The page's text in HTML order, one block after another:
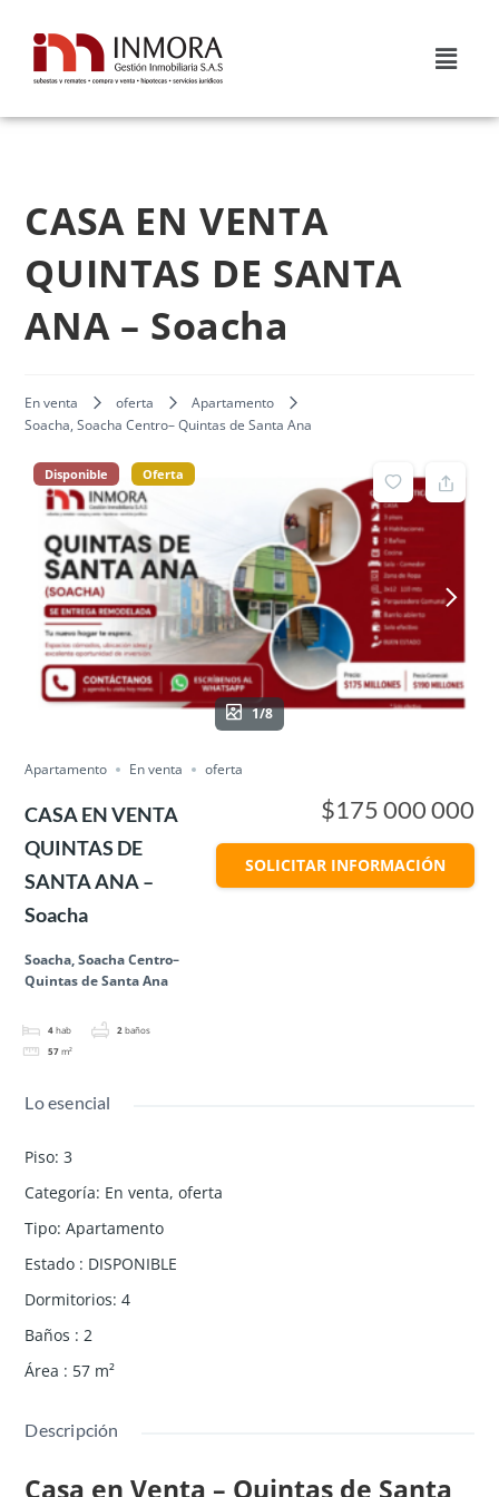
CASA EN VENTA
QUINTAS DE SANTA
ANA – Soacha
En venta oferta
Apartamento
Soacha, Soacha Centro– Quintas de Santa Ana
Disponible Oferta
1/8
Apartamento En venta oferta
CASA EN VENTA
QUINTAS DE
SANTA ANA –
Soacha
Soacha, Soacha Centro–
Quintas de Santa Ana
4 hab 2 baños
57 m²
$175 000 000
SOLICITAR INFORMACIÓN
Lo esencial
Piso: 3
Categoría: En venta,oferta
Tipo: Apartamento
Estado : DISPONIBLE
Dormitorios: 4
Baños : 2
Área : 57 m²
Descripción
Casa en Venta – Quintas de Santa